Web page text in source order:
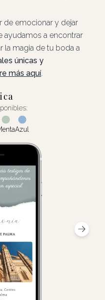
de emocionar y dejar
ayudamos a encontrar
la magia de tu boda a
únicas y
más aquí.
Azul